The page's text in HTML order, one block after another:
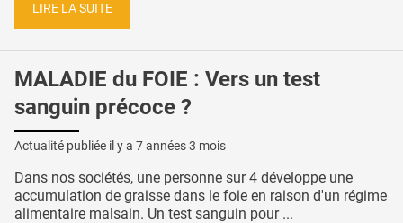
LIRE LA SUITE
MALADIE du FOIE : Vers un test
sanguin précoce ?
Actualité publiée il y a 7 années 3 mois
Dans nos sociétés, une personne sur 4 développe une
accumulation de graisse dans le foie en raison d'un régime
alimentaire malsain. Un test sanguin pour ...